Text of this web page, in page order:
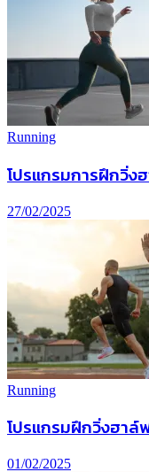
Running
โปรแกรมการฝึกวิ่ง
27/02/2025
Running
โปรแกรมฝึกวิ่งฮาล์
01/02/2025